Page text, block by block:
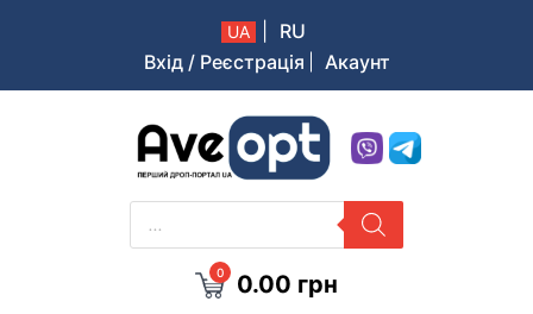
UA
RU
Вхід / Реєстрація
Акаунт
Aveopt – оптова дропшипінг платформа в Україні
PRODUCTS
SEARCH
0 0.00 грн